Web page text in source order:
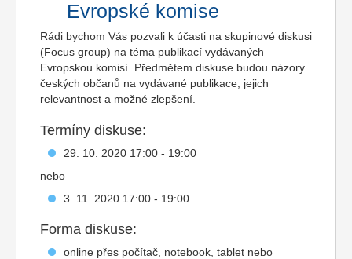
Evropské komise
Rádi bychom Vás pozvali k účasti na skupinové diskusi
(Focus group) na téma publikací vydávaných
Evropskou komisí. Předmětem diskuse budou názory
českých občanů na vydávané publikace, jejich
relevantnost a možné zlepšení.
Termíny diskuse:
29. 10. 2020 17:00 - 19:00
nebo
3. 11. 2020 17:00 - 19:00
Forma diskuse:
online přes počítač, notebook, tablet nebo